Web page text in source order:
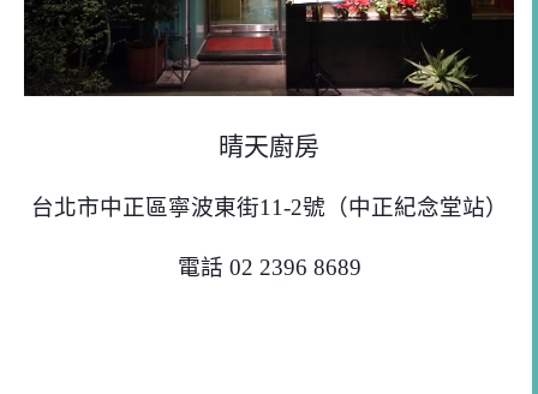
晴天廚房
台北市中正區寧波東街11-2號（中正紀念堂站）
電話 02 2396 8689